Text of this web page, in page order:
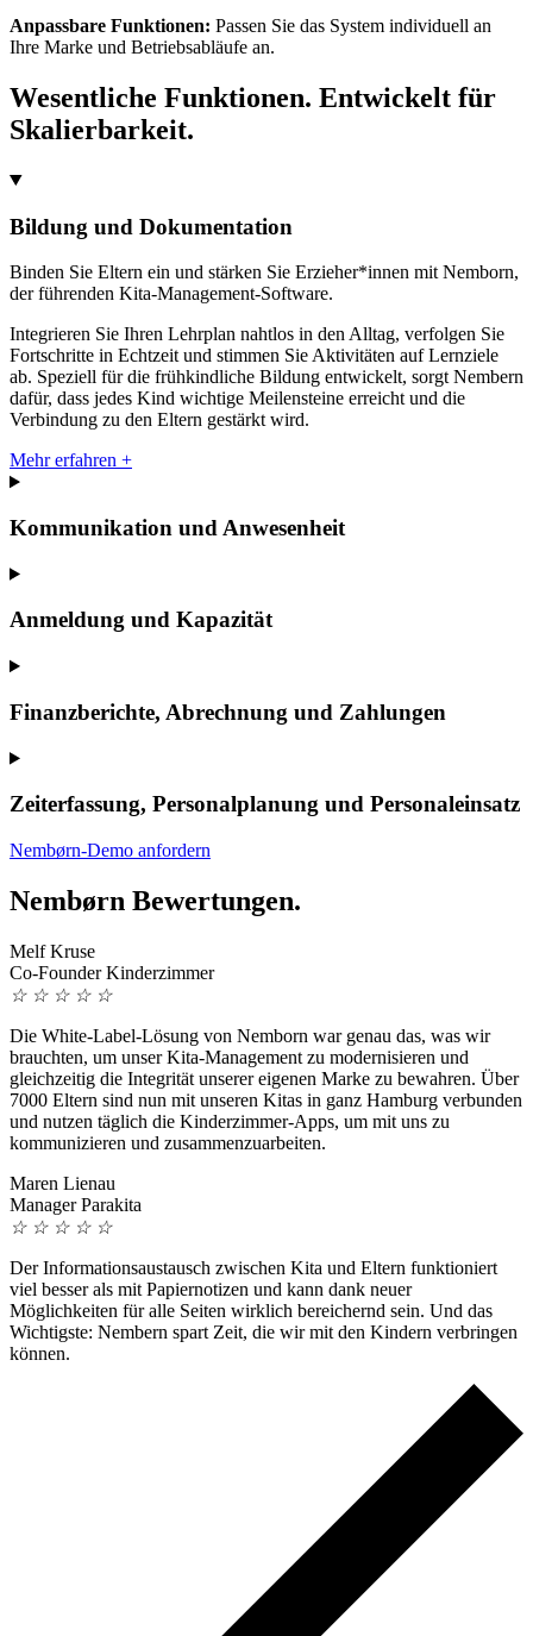
Anpassbare Funktionen: Passen Sie das System individuell an
Ihre Marke und Betriebsabläufe an.
Wesentliche Funktionen. Entwickelt für
Skalierbarkeit.
Bildung und Dokumentation
Binden Sie Eltern ein und stärken Sie Erzieher*innen mit Nemborn,
der führenden Kita-Management-Software.
Integrieren Sie Ihren Lehrplan nahtlos in den Alltag, verfolgen Sie
Fortschritte in Echtzeit und stimmen Sie Aktivitäten auf Lernziele
ab. Speziell für die frühkindliche Bildung entwickelt, sorgt Nembern
dafür, dass jedes Kind wichtige Meilensteine erreicht und die
Verbindung zu den Eltern gestärkt wird.
Mehr erfahren +
Kommunikation und Anwesenheit
Anmeldung und Kapazität
Finanzberichte, Abrechnung und Zahlungen
Zeiterfassung, Personalplanung und Personaleinsatz
Nembørn-Demo anfordern
Nembørn Bewertungen.
Melf Kruse
Co-Founder Kinderzimmer
☆ ☆ ☆ ☆ ☆
Die White-Label-Lösung von Nemborn war genau das, was wir
brauchten, um unser Kita-Management zu modernisieren und
gleichzeitig die Integrität unserer eigenen Marke zu bewahren. Über
7000 Eltern sind nun mit unseren Kitas in ganz Hamburg verbunden
und nutzen täglich die Kinderzimmer-Apps, um mit uns zu
kommunizieren und zusammenzuarbeiten.
Maren Lienau
Manager Parakita
☆ ☆ ☆ ☆ ☆
Der Informationsaustausch zwischen Kita und Eltern funktioniert
viel besser als mit Papiernotizen und kann dank neuer
Möglichkeiten für alle Seiten wirklich bereichernd sein. Und das
Wichtigste: Nembern spart Zeit, die wir mit den Kindern verbringen
können.